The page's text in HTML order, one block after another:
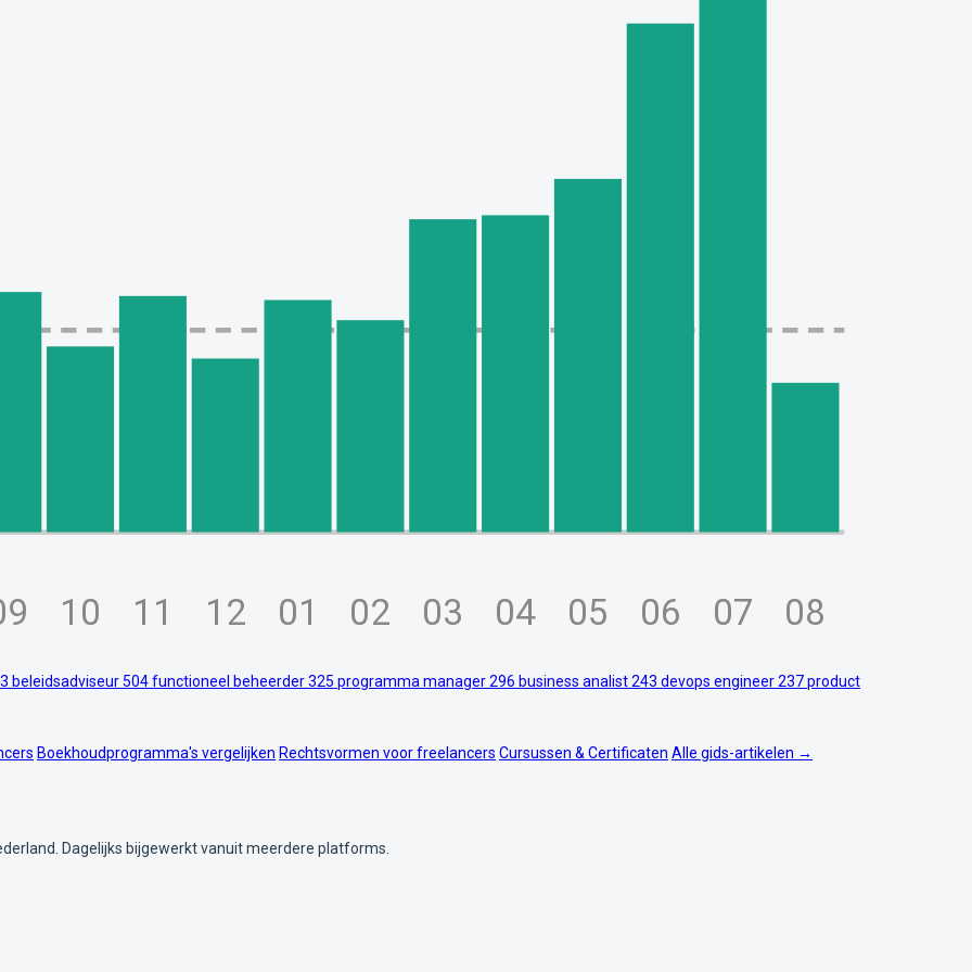
10 11 12 01 02 03 04 05 06 07 08
beleidsadviseur504functioneel beheerder325 programma manager296 business analist243 devops engineer237product
Boekhoudprogramma's vergelijken Rechtsvormen voor freelancers Cursussen & Certificaten Alle gids-artikelen →
Dagelijks bijgewerkt vanuit meerdere platforms.